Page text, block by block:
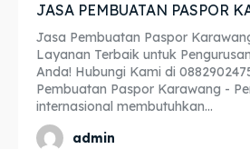
Asuransi
Blog
Asuransi
Blog
JASA PEMBUATAN PASPOR
Jasa Pembuatan Paspor
Layanan Terbaik untuk
Anda! Hubungi Kami di 088290247542.
Pembuatan Paspor Karawang -
internasional membutuhkan...
admin